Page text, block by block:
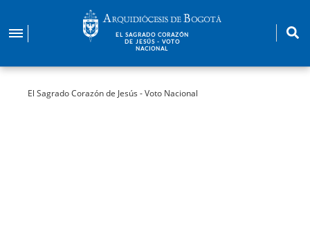
contenido
EL SAGRADO CORAZÓN
DE JESÚS - VOTO
NACIONAL
El Sagrado Corazón de Jesús - Voto Nacional